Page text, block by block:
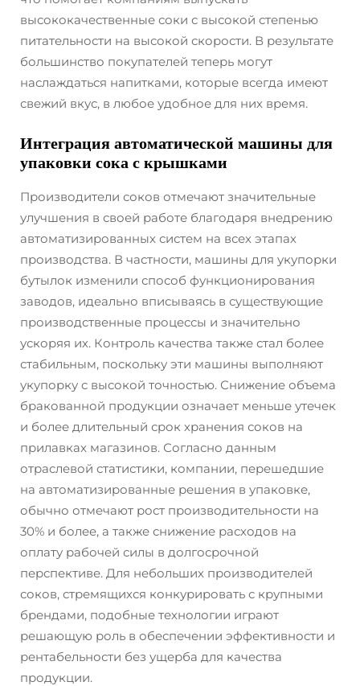
высококачественные соки с высокой степенью
питательности на высокой скорости. В результате
большинство покупателей теперь могут
наслаждаться напитками, которые всегда имеют
свежий вкус, в любое удобное для них время.
Интеграция автоматической машины для
упаковки сока с крышками
Производители соков отмечают значительные
улучшения в своей работе благодаря внедрению
автоматизированных систем на всех этапах
производства. В частности, машины для укупорки
бутылок изменили способ функционирования
заводов, идеально вписываясь в существующие
производственные процессы и значительно
ускоряя их. Контроль качества также стал более
стабильным, поскольку эти машины выполняют
укупорку с высокой точностью. Снижение объема
бракованной продукции означает меньше утечек
и более длительный срок хранения соков на
прилавках магазинов. Согласно данным
отраслевой статистики, компании, перешедшие
на автоматизированные решения в упаковке,
обычно отмечают рост производительности на
30% и более, а также снижение расходов на
оплату рабочей силы в долгосрочной
перспективе. Для небольших производителей
соков, стремящихся конкурировать с крупными
брендами, подобные технологии играют
решающую роль в обеспечении эффективности и
рентабельности без ущерба для качества
продукции.